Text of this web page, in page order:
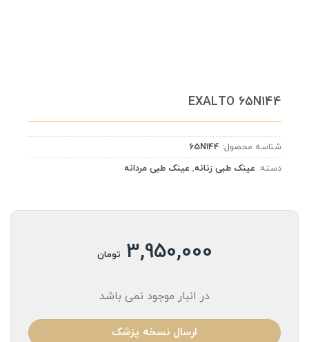
EXALTO 65N144
شناسه محصول: 65N144
دسته: عینک طبی زنانه, عینک طبی مردانه
3,950,000 تومان
در انبار موجود نمی باشد
ارسال نسخه پزشک